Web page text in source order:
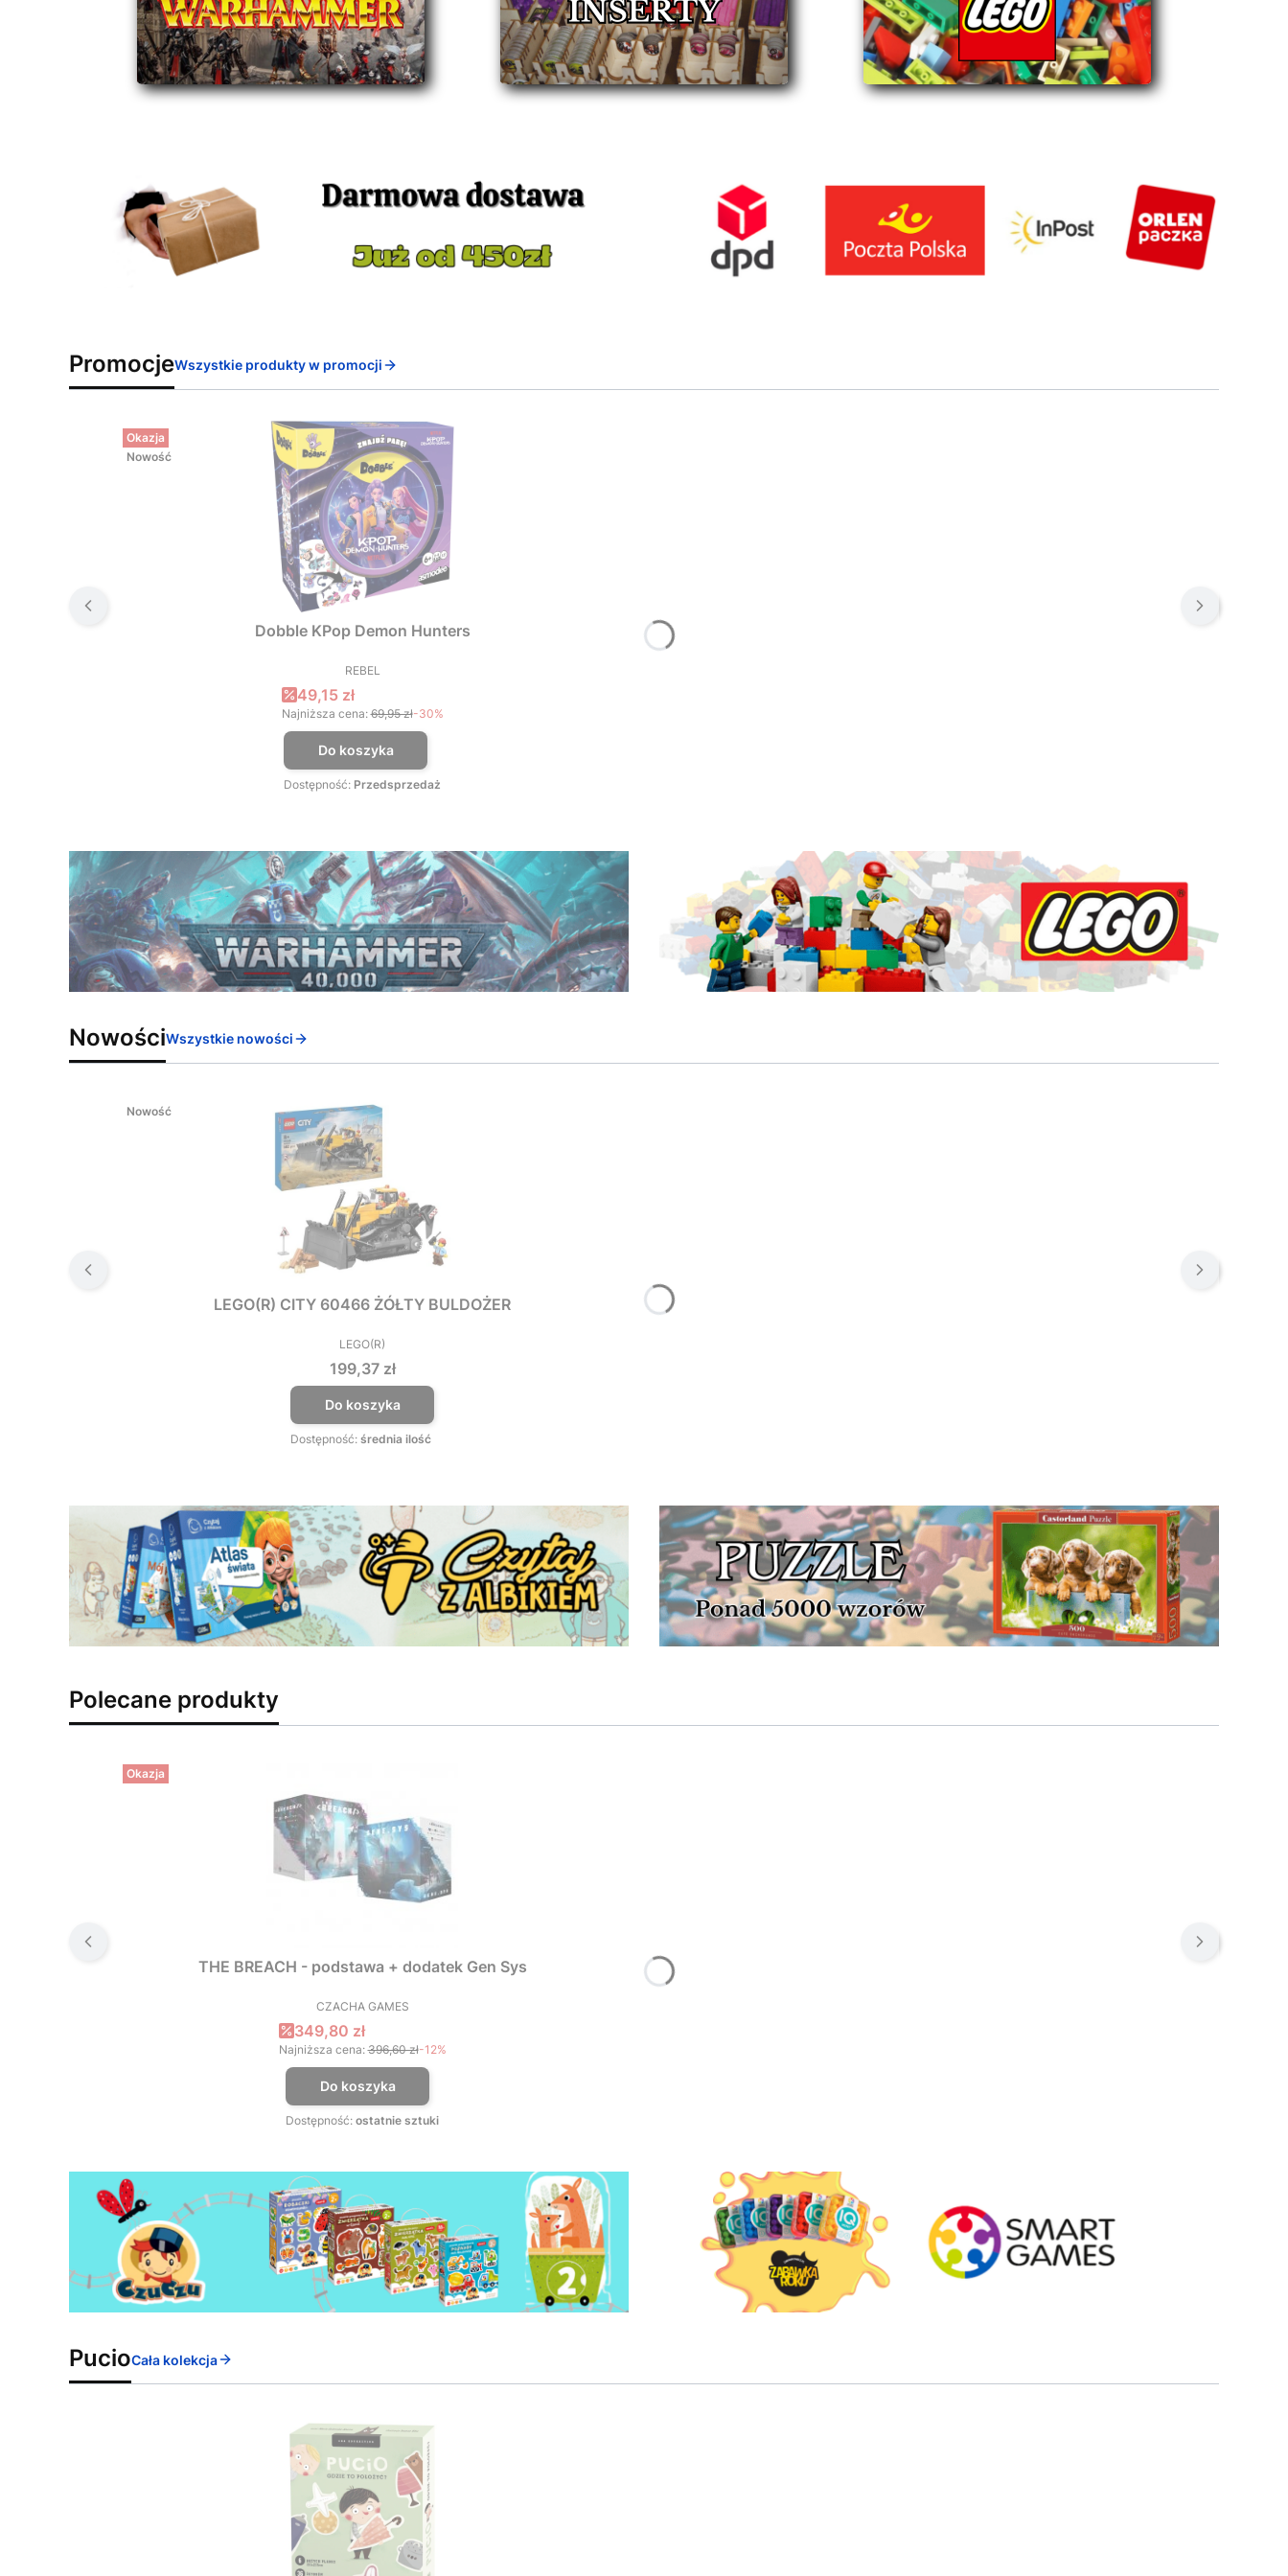
PromocjeWszystkie produkty w promocji
Okazja
Nowość
Dobble KPop Demon Hunters
PRODUCENT
REBEL
Cena promocyjna
49,15 zł
Najniższa cena: 69,95 zł-30%
Do koszyka
Dostępność: Przedsprzedaż
NowościWszystkie nowości
Nowość
LEGO(R) CITY 60466 ŻÓŁTY BULDOŻER
PRODUCENT
LEGO(R)
Cena
199,37 zł
Do koszyka
Dostępność: średnia ilość
Polecane produkty
Okazja
THE BREACH - podstawa + dodatek Gen Sys
PRODUCENT
CZACHA GAMES
Cena promocyjna
349,80 zł
Najniższa cena: 396,60 zł-12%
Do koszyka
Dostępność: ostatnie sztuki
PucioCała kolekcja